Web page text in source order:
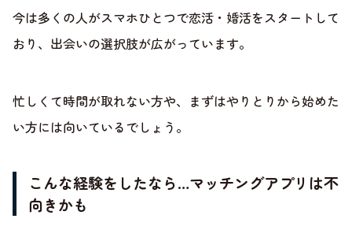
今は多くの人がスマホひとつで恋活・婚活をスタートして
おり、出会いの選択肢が広がっています。
忙しくて時間が取れない方や、まずはやりとりから始めた
い方には向いているでしょう。
こんな経験をしたなら…マッチングアプリは不
向きかも